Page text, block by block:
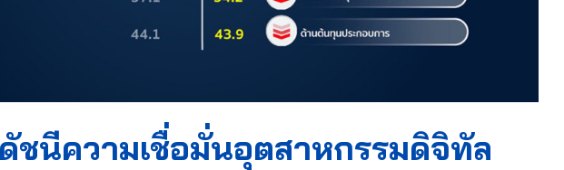
ชนีความเชื่อมั่นอุตสาหกรรมดิจิทัล